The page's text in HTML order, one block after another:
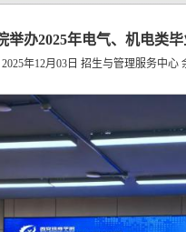
办2025年电气、机电类
2025年12月03日 招生与管理服务中心